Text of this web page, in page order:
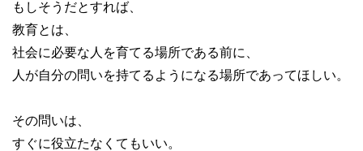
もしそうだとすれば、
教育とは、
社会に必要な人を育てる場所である前に、
人が自分の問いを持てるようになる場所であってほしい。
その問いは、
すぐに役立たなくてもいい。